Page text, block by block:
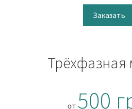
Заказать
Трёхфазная
от 500